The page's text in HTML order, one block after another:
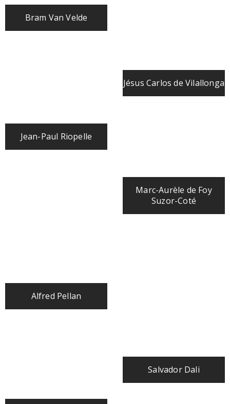
Bram Van Velde
Jésus Carlos de Vilallonga
Jean-Paul Riopelle
Marc-Aurèle de Foy
Suzor-Coté
Alfred Pellan
Salvador Dali